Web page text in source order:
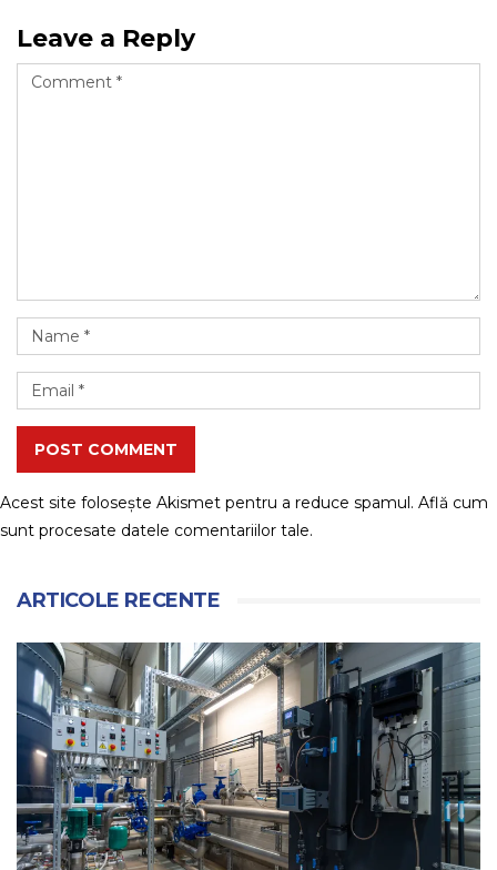
Leave a Reply
POST COMMENT
Acest site folosește Akismet pentru a reduce spamul. Află cum
sunt procesate datele comentariilor tale.
ARTICOLE RECENTE